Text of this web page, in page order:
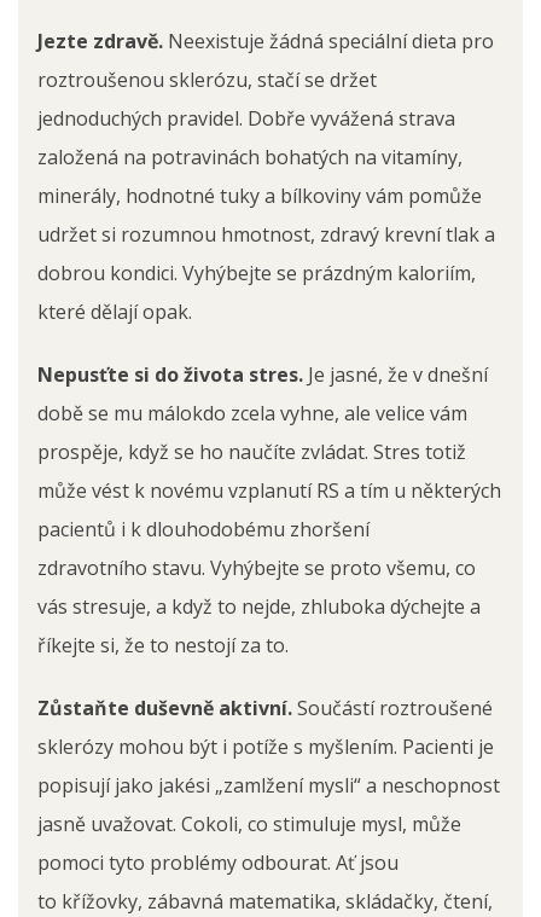
Jezte zdravě. Neexistuje žádná speciální dieta pro
roztroušenou sklerózu, stačí se držet
jednoduchých pravidel. Dobře vyvážená strava
založená na potravinách bohatých na vitamíny,
minerály, hodnotné tuky a bílkoviny vám pomůže
udržet si rozumnou hmotnost, zdravý krevní tlak a
dobrou kondici. Vyhýbejte se prázdným kaloriím,
které dělají opak.
Nepusťte si do života stres. Je jasné, že v dnešní
době se mu málokdo zcela vyhne, ale velice vám
prospěje, když se ho naučíte zvládat. Stres totiž
může vést k novému vzplanutí RS a tím u některých
pacientů i k dlouhodobému zhoršení
zdravotního stavu. Vyhýbejte se proto všemu, co
vás stresuje, a když to nejde, zhluboka dýchejte a
říkejte si, že to nestojí za to.
Zůstaňte duševně aktivní.Součástí roztroušené
sklerózy mohou být i potíže s myšlením. Pacienti je
popisují jako jakési „zamlžení mysli“ a neschopnost
jasně uvažovat. Cokoli, co stimuluje mysl, může
pomoci tyto problémy odbourat. Ať jsou
to křížovky, zábavná matematika, skládačky, čtení,